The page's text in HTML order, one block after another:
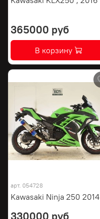
365000 руб
В корзину
арт. 054728
Kawasaki Ninja 250 2014
330000 руб